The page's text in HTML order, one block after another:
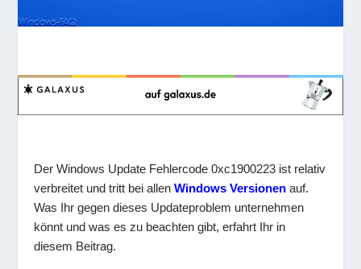
Der Windows Update Fehlercode 0xc1900223 ist relativ
verbreitet und tritt bei allenWindows Versionen auf.
Was Ihr gegen dieses Updateproblem unternehmen
könnt und was es zu beachten gibt, erfahrt Ihr in
diesem Beitrag.